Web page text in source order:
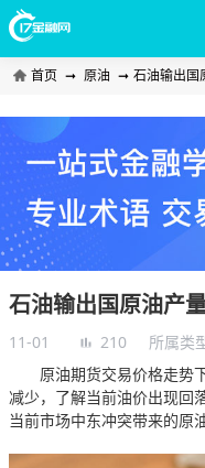
首页 ➞ 原油 ➞ 石油输出国
石油输出国原油产
11-01 210 所属类
原油期货交易价格走势下
减少，了解当前油价出现回
当前市场中东冲突带来的原